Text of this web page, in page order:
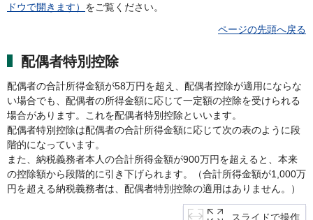
ドウで開きます） をご覧ください。
ページの先頭へ戻る
配偶者特別控除
配偶者の合計所得金額が58万円を超え、配偶者控除が適用にならな
い場合でも、配偶者の所得金額に応じて一定額の控除を受けられる
場合があります。これを配偶者特別控除といいます。
配偶者特別控除は配偶者の合計所得金額に応じて次の表のように段
階的になっています。
また、納税義務者本人の合計所得金額が900万円を超えると、本来
の控除額から段階的に引き下げられます。（合計所得金額が1,000万
円を超える納税義務者は、配偶者特別控除の適用はありません。）
スライドで操作